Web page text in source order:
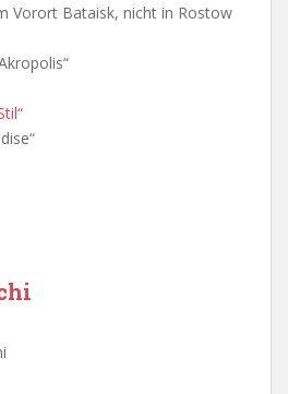
Vorort Bataisk, nicht in Rostow